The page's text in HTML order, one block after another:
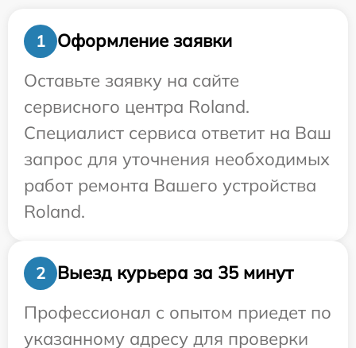
1
Оформление заявки
Оставьте заявку на сайте
сервисного центра Roland.
Специалист сервиса ответит на Ваш
запрос для уточнения необходимых
работ ремонта Вашего устройства
Roland.
2
Выезд курьера за 35 минут
Профессионал с опытом приедет по
указанному адресу для проверки